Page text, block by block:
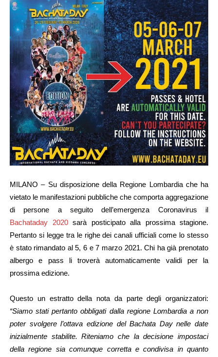
MILANO – Su disposizione della Regione Lombardia che ha
vietato le manifestazioni pubbliche che comporta aggregazione
di persone a seguito dell’emergenza Coronavirus il
Bachataday 2020sarà posticipato alla prossima stagione.
Pertanto si legge tra le righe dei canali ufficiali come lo stesso
è stato rimandato al 5, 6 e 7 marzo 2021. Chi ha già prenotato
albergo e pass li troverà automaticamente validi per la
prossima edizione.
Questo un estratto della nota da parte degli organizzatori:
“Siamo stati pertanto obbligati dalla regione Lombardia a non
poter svolgere l’ottava edizione del Bachata Day nelle date
inizialmente stabilite. Riteniamo che la decisione impostaci
della regione sia comunque corretta e condivisa in quanto